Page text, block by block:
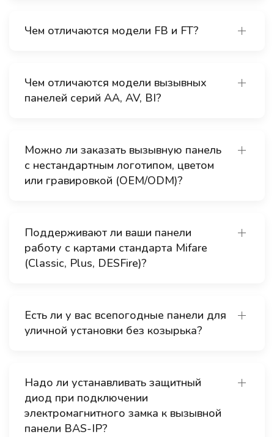
Чем отличаются модели FB и FT?
Чем отличаются модели вызывных
панелей серий AA, AV, BI?
Можно ли заказать вызывную панель
с нестандартным логотипом, цветом
или гравировкой (OEM/ODM)?
Поддерживают ли ваши панели
работу с картами стандарта Mifare
(Classic, Plus, DESFire)?
Есть ли у вас всепогодные панели для
уличной установки без козырька?
Надо ли устанавливать защитный
диод при подключении
электромагнитного замка к вызывной
панели BAS-IP?